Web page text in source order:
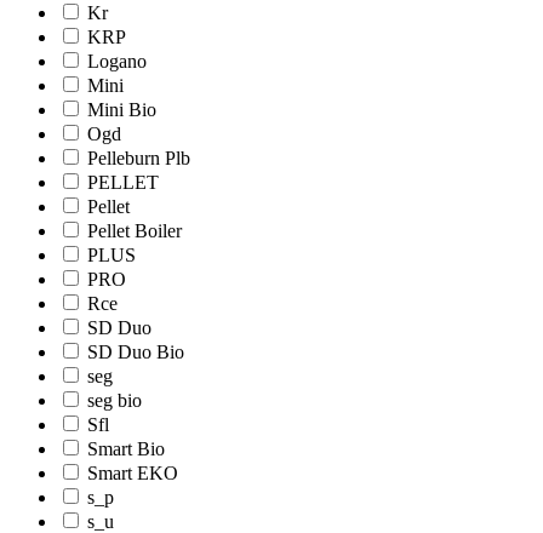
Kr
KRP
Logano
Mini
Mini Bio
Ogd
Pelleburn Plb
PELLET
Pellet
Pellet Boiler
PLUS
PRO
Rce
SD Duo
SD Duo Bio
seg
seg bio
Sfl
Smart Bio
Smart EKO
s_p
s_u